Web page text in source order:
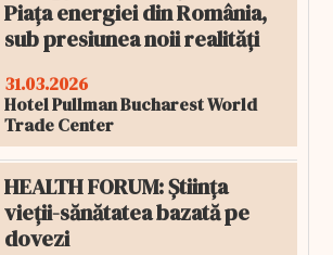
Piața energiei din România,
sub presiunea noii realități
31.03.2026
Hotel Pullman Bucharest World
Trade Center
HEALTH FORUM: Știința
vieții-sănătatea bazată pe
dovezi